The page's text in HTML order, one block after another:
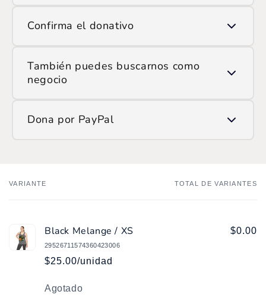
Usa la opción de escanear QR y apunta la cámara
Confirma el donativo
Ingresa el monto que deseas donar y confirma la
transacción.
También puedes buscarnos como
negocio
Si prefieres hacerlo manualmente, encuéntranos en
ATH Móvil como:
Dona por PayPal
Tu
VARIANTE TOTAL DE VARIANTES
Black Melange / XS
29526711574360423006
$25.00/unidad
$0.00
Cantidad
Agotado